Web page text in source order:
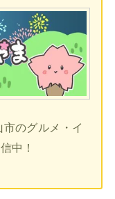
のグルメ・イ
中！